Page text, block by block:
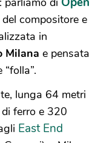
compositore e
in
Milana e pensata
lunga 64 metri
ferro e 320
East End